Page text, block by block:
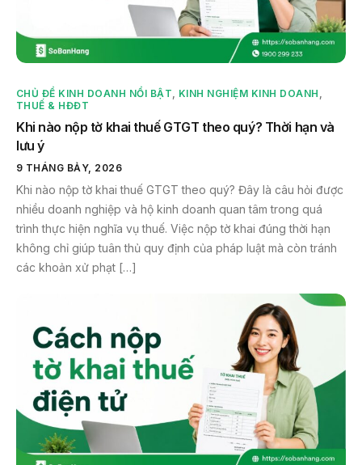
CHỦ ĐỀ KINH DOANH NỔI BẬT, KINH NGHIỆM KINH DOANH ,
THUẾ & HĐĐT
Khi nào nộp tờ khai thuế GTGT theo quý? Thời hạn và
lưu ý
9 THÁNG BẢY, 2026
Khi nào nộp tờ khai thuế GTGT theo quý? Đây là câu hỏi được
nhiều doanh nghiệp và hộ kinh doanh quan tâm trong quá
trình thực hiện nghĩa vụ thuế. Việc nộp tờ khai đúng thời hạn
không chỉ giúp tuân thủ quy định của pháp luật mà còn tránh
các khoản xử phạt […]